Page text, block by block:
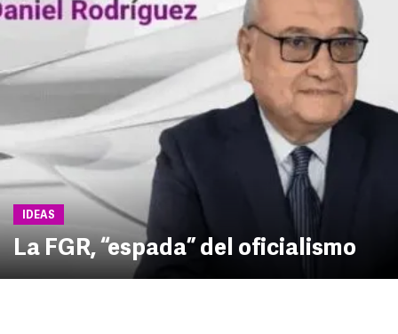
IDEAS
La FGR, “espada” del oficialismo